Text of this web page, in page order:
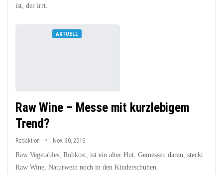
ist, der irrt.
AKTUELL
Raw Wine – Messe mit kurzlebigem
Trend?
Redaktion Nov. 30, 2016
Raw Vegetables, Rohkost, ist ein alter Hut. Gemessen daran, steckt
Raw Wine, Naturwein noch in den Kinderschuhen.